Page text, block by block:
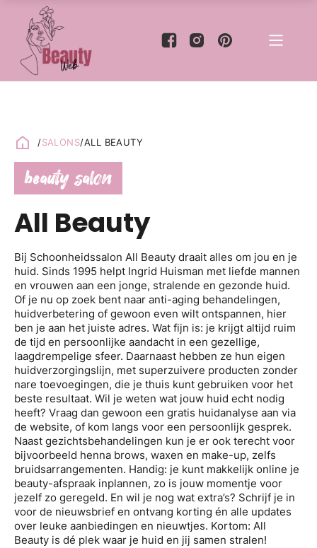
/SALONS/ALL BEAUTY
beauty salon
All Beauty
Bij Schoonheidssalon All Beauty draait alles om jou en je
huid. Sinds 1995 helpt Ingrid Huisman met liefde mannen
en vrouwen aan een jonge, stralende en gezonde huid.
Of je nu op zoek bent naar anti-aging behandelingen,
huidverbetering of gewoon even wilt ontspannen, hier
ben je aan het juiste adres. Wat fijn is: je krijgt altijd ruim
de tijd en persoonlijke aandacht in een gezellige,
laagdrempelige sfeer. Daarnaast hebben ze hun eigen
huidverzorgingslijn, met superzuivere producten zonder
nare toevoegingen, die je thuis kunt gebruiken voor het
beste resultaat. Wil je weten wat jouw huid echt nodig
heeft? Vraag dan gewoon een gratis huidanalyse aan via
de website, of kom langs voor een persoonlijk gesprek.
Naast gezichtsbehandelingen kun je er ook terecht voor
bijvoorbeeld henna brows, waxen en make-up, zelfs
bruidsarrangementen. Handig: je kunt makkelijk online je
beauty-afspraak inplannen, zo is jouw momentje voor
jezelf zo geregeld. En wil je nog wat extra’s? Schrijf je in
voor de nieuwsbrief en ontvang korting én alle updates
over leuke aanbiedingen en nieuwtjes. Kortom: All
Beauty is dé plek waar je huid en jij samen stralen!